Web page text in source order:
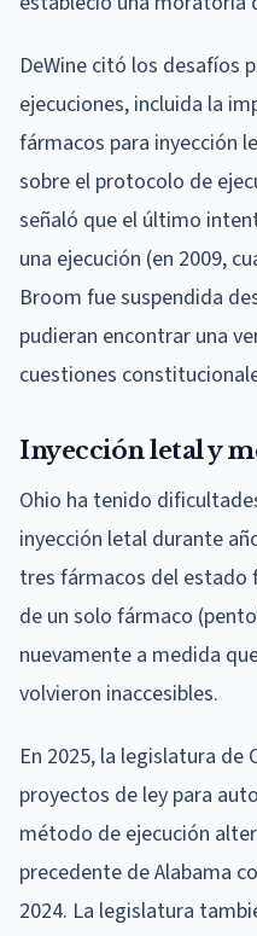
DeWine citó los desafíos
ejecuciones, incluida la
fármacos para inyección
sobre el protocolo de
señaló que el último
una ejecución (en 2009,
Broom fue suspendida
pudieran encontrar una
cuestiones
Inyección letal y
Ohio ha tenido
inyección letal durante
tres fármacos del estado
de un solo fármaco
nuevamente a medida
volvieron inaccesibles.
En 2025, la legislatura de
proyectos de ley para
método de ejecución
precedente de Alabama
2024. La legislatura